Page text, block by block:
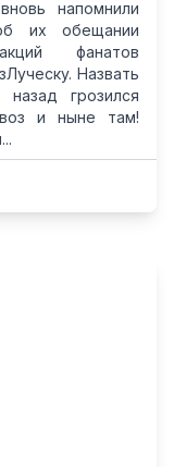
напомнили
их обещании
фанатов
Назвать
грозился
и ныне там!